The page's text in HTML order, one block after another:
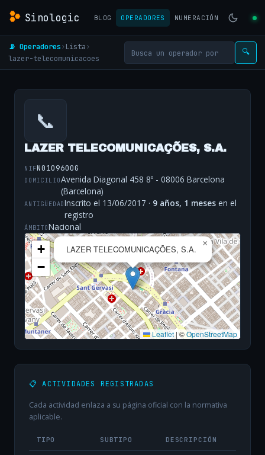
Sinologic BLOG OPERADORES NUMERACIÓN
📡 Operadores› Lista›
lazer-telecomunicacoes
🔍
📞
LAZER TELECOMUNICAÇÕES, S.A.
NIFN0109600G
DOMICILIOAvenida Diagonal 458 8º - 08006 Barcelona
(Barcelona)
ANTIGÜEDADInscrito el 13/06/2017 · 9 años, 1 meses en el
registro
ÁMBITONacional
LAZER TELECOMUNICAÇÕES, S.A.
×
+
−
Leaflet |©OpenStreetMap
📋 ACTIVIDADES REGISTRADAS
Cada actividad enlaza a su página oficial con la normativa
aplicable.
TIPO SUBTIPO DESCRIPCIÓN